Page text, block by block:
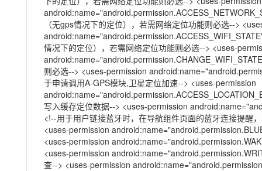
（无gps情况下的定位），若需网络定位功能则必选-->
情况下的定位），若需网络定位功能则必选--> <uses-
则必选--> <uses-permission
于申请调用A-GPS模块,卫星定位加速--> <uses-permission
写入缓存定位数据--> <uses-permission
<!--用于用户链接蓝牙时，在导航组件页面的蓝牙连接提醒
<uses-permission
<uses-permission
<uses-permission
查--> <uses-permission